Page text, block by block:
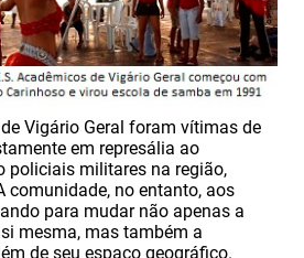
Vigário Geral foram vítimas de
em represália ao
policiais militares na região,
comunidade, no entanto, aos
para mudar não apenas a
mesma, mas também a
de seu espaço geográfico.